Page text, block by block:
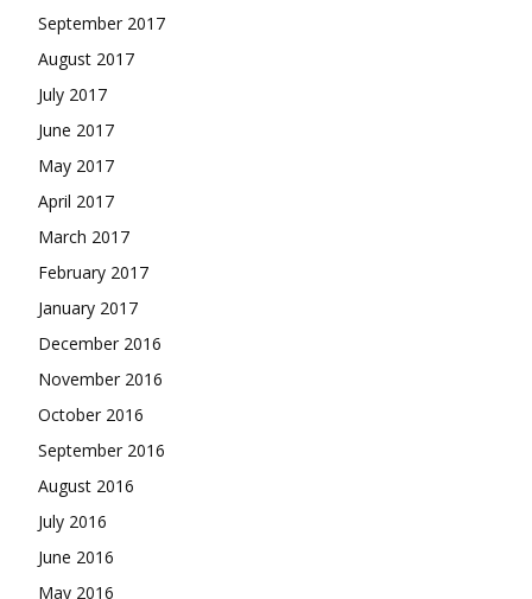
September 2017
August 2017
July 2017
June 2017
May 2017
April 2017
March 2017
February 2017
January 2017
December 2016
November 2016
October 2016
September 2016
August 2016
July 2016
June 2016
May 2016